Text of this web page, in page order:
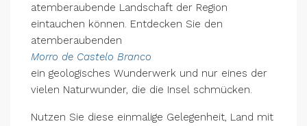
atemberaubende Landschaft der Region
eintauchen können. Entdecken Sie den
atemberaubenden
Morro de Castelo Branco
ein geologisches Wunderwerk und nur eines der
vielen Naturwunder, die die Insel schmücken.
Nutzen Sie diese einmalige Gelegenheit, Land mit